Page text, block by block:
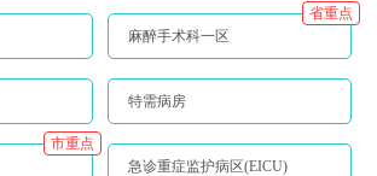
麻醉手术科一区
省重点
特需病房
市重点
急诊重症监护病区(EICU)